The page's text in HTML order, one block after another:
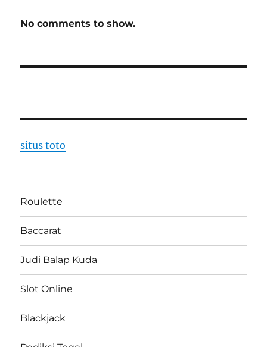
No comments to show.
situs toto
Roulette
Baccarat
Judi Balap Kuda
Slot Online
Blackjack